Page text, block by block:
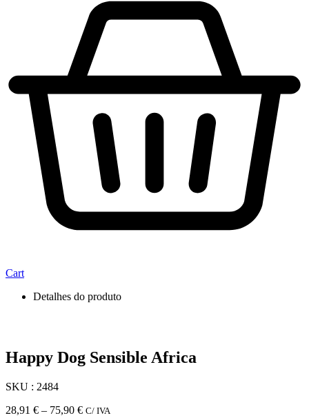
Cart
Detalhes do produto
Happy Dog Sensible Africa
SKU : 2484
28,91 € – 75,90 €Price
C/ IVA